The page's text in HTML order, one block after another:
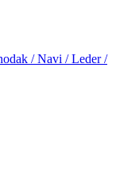
/ Navi / Leder /